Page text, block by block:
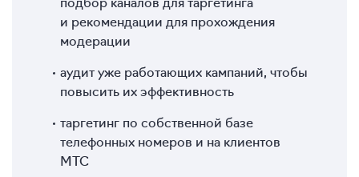
и рекомендации для прохождения
модерации
аудит уже работающих кампаний, чтобы
повысить их эффективность
таргетинг по собственной базе
телефонных номеров и на клиентов
МТС